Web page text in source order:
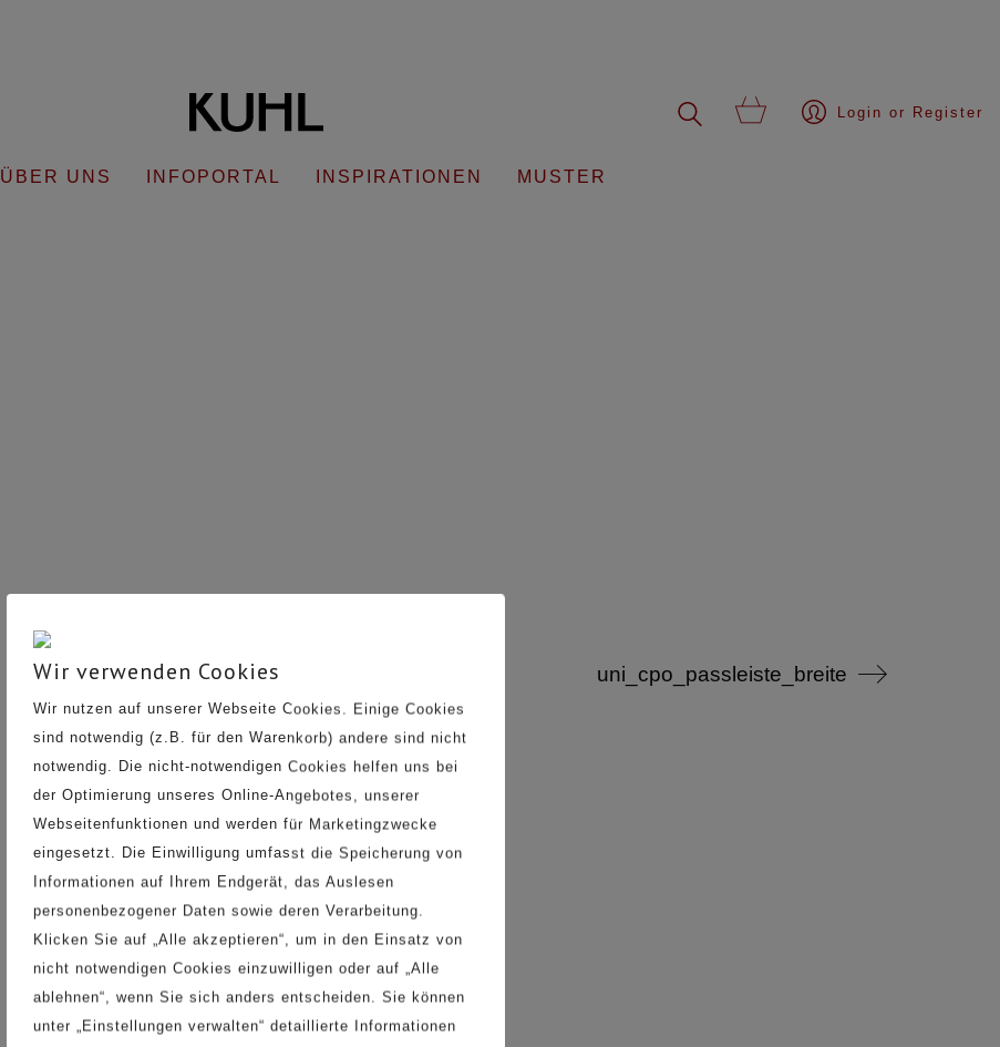
Login or Register
ÜBER UNS INFOPORTAL INSPIRATIONEN MUSTER
uni_cpo_passleiste_breite
Wir verwenden Cookies
Wir nutzen auf unserer Webseite Cookies. Einige Cookies
sind notwendig (z.B. für den Warenkorb) andere sind nicht
notwendig. Die nicht-notwendigen Cookies helfen uns bei
der Optimierung unseres Online-Angebotes, unserer
Webseitenfunktionen und werden für Marketingzwecke
eingesetzt. Die Einwilligung umfasst die Speicherung von
Informationen auf Ihrem Endgerät, das Auslesen
personenbezogener Daten sowie deren Verarbeitung.
Klicken Sie auf „Alle akzeptieren“, um in den Einsatz von
nicht notwendigen Cookies einzuwilligen oder auf „Alle
ablehnen“, wenn Sie sich anders entscheiden. Sie können
unter „Einstellungen verwalten“ detaillierte Informationen